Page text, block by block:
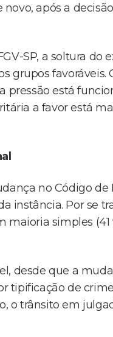
após a
SP, a soltura do
grupos
está
a favor está
no Código
instância. Por se
simples
desde que a
tipificação de
o trânsito em